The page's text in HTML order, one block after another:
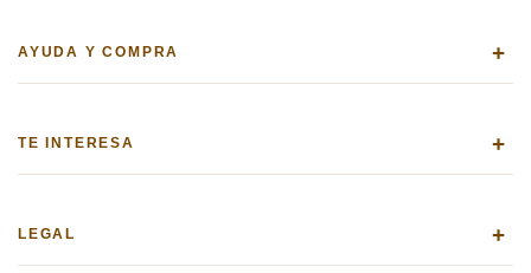
AYUDA Y COMPRA +
TE INTERESA +
LEGAL +